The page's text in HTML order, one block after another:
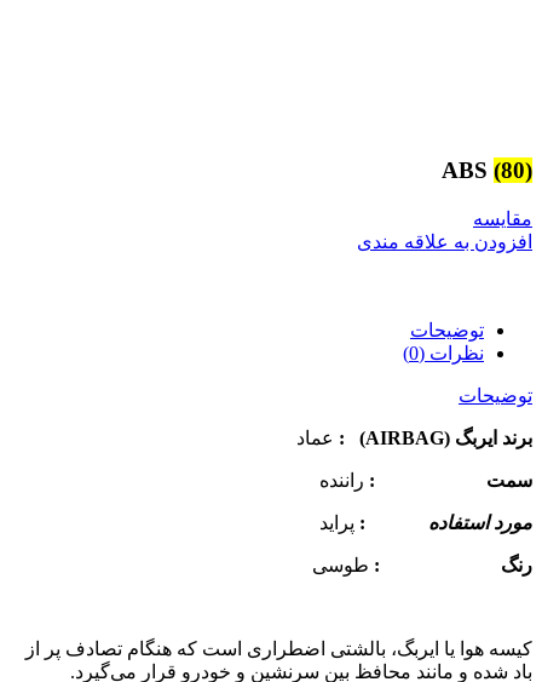
ABS (80)
مقایسه
افزودن به علاقه مندی
توضیحات
نظرات (0)
توضیحات
برند ایربگ (AIRBAG) : عماد
سمت : راننده
مورد استفاده : پراید
رنگ : طوسی
کیسه‌ هوا یا ایربگ، بالشتی اضطراری است که هنگام تصادف پر از
باد شده و مانند محافظ بین سرنشین و خودرو قرار می‌گیرد.